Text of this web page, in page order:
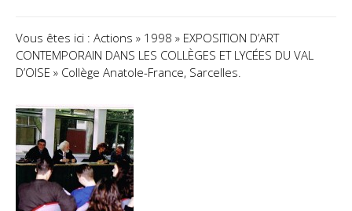
Vous êtes ici : Actions » 1998 » EXPOSITION D’ART
CONTEMPORAIN DANS LES COLLÈGES ET LYCÉES DU VAL
D’OISE » Collège Anatole-France, Sarcelles.